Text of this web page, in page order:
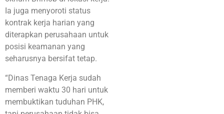
Ia juga menyoroti status
kontrak kerja harian yang
diterapkan perusahaan untuk
posisi keamanan yang
seharusnya bersifat tetap.
“Dinas Tenaga Kerja sudah
memberi waktu 30 hari untuk
membuktikan tuduhan PHK,